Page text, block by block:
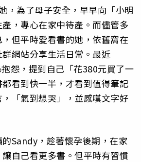
，為了母子安全，早早向「小明
，專心在家中待產。而儘管多
但平時愛看書的她，依舊窩在
網站分享生活日常。最近
怨，提到自己「花380元買了一
看到快一半，才看到值得筆記
「氣到想哭」，並感嘆文字好
Sandy，趁著懷孕後期，在家
自己看更多書。但平時有習慣